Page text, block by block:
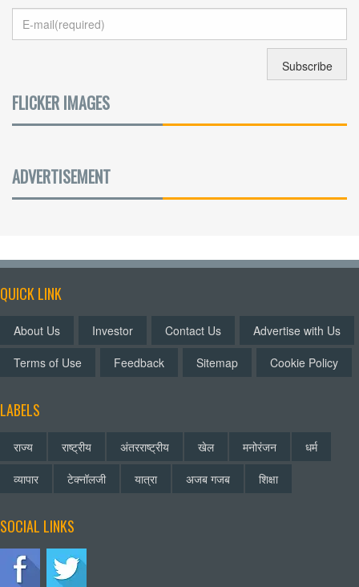
FLICKER IMAGES
ADVERTISEMENT
QUICK LINK
About Us Investor Contact Us
Advertise with Us
Terms of Use
Feedback Sitemap Cookie Policy
LABELS
राज्य राष्ट्रीय अंतरराष्ट्रीय खेल मनोरंजन
धर्म
व्यापार
टेक्नॉलजी यात्रा अजब गजब शिक्षा
SOCIAL LINKS